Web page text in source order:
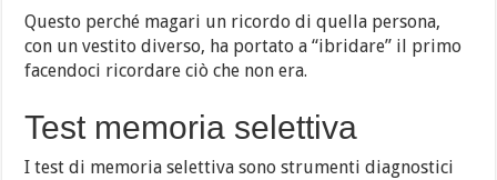
Questo perché magari un ricordo di quella persona,
con un vestito diverso, ha portato a “ibridare” il primo
facendoci ricordare ciò che non era.
Test memoria selettiva
I test di memoria selettiva sono strumenti diagnostici